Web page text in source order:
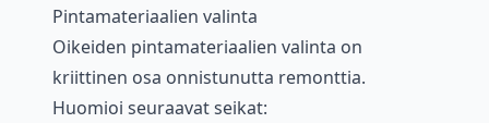
Pintamateriaalien valinta
Oikeiden pintamateriaalien valinta on
kriittinen osa onnistunutta remonttia.
Huomioi seuraavat seikat: